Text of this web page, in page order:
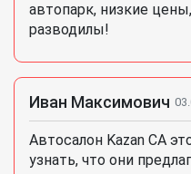
автопарк, низкие
разводилы!
Иван Максимович
Автосалон Kazan CA
узнать, что они